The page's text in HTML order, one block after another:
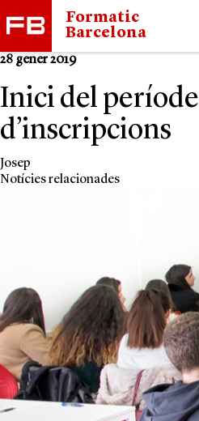
Formatic
Barcelona
28 gener 2019
Inici del període
d’inscripcions
Josep
Notícies relacionades